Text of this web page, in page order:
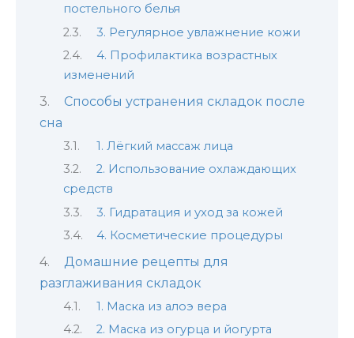
постельного белья
3. Регулярное увлажнение кожи
4. Профилактика возрастных
изменений
Способы устранения складок после
сна
1. Лёгкий массаж лица
2. Использование охлаждающих
средств
3. Гидратация и уход за кожей
4. Косметические процедуры
Домашние рецепты для
разглаживания складок
1. Маска из алоэ вера
2. Маска из огурца и йогурта